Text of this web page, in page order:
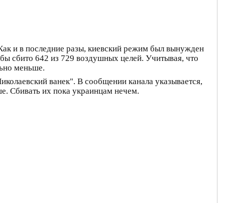
и в последние разы, киевский режим был вынужден
сбито 642 из 729 воздушных целей. Учитывая, что
меньше.
ванек". В сообщении канала указывается,
Сбивать их пока украинцам нечем.